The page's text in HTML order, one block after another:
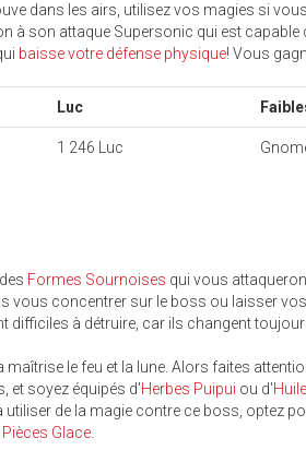
dans les airs, utilisez vos magies si
à son attaque Supersonic qui est capable
baisse votre défense physique! Vous
Luc
1 246 Luc
Formes Sournoises qui vous
vous concentrer sur le boss ou laisser
difficiles à détruire, car ils changent
le feu et la lune. Alors faites
et soyez équipés d'Herbes Puipui ou d'
utiliser de la magie contre ce boss, optez
Pièces Glace